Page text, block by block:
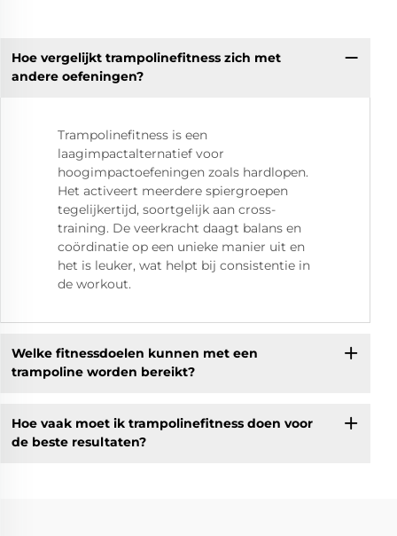
Hoe vergelijkt trampolinefitness zich met
andere oefeningen?
Trampolinefitness is een
laagimpactalternatief voor
hoogimpactoefeningen zoals hardlopen.
Het activeert meerdere spiergroepen
tegelijkertijd, soortgelijk aan cross-
training. De veerkracht daagt balans en
coördinatie op een unieke manier uit en
het is leuker, wat helpt bij consistentie in
de workout.
Welke fitnessdoelen kunnen met een
trampoline worden bereikt?
Hoe vaak moet ik trampolinefitness doen voor
de beste resultaten?